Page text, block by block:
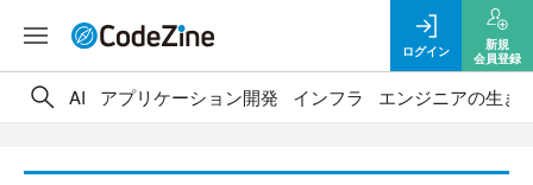
ログイン
新規
会員登録
AI アプリケーション開発 インフラ エンジニアの生き